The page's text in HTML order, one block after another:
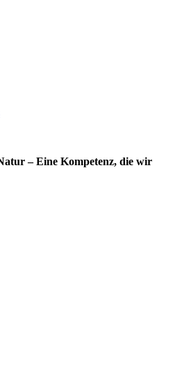
– Eine Kompetenz, die wir